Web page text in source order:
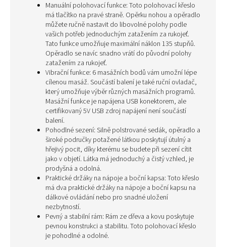
Manuální polohovací funkce: Toto polohovací křeslo
má tlačítko na pravé straně. Opěrku nohou a opěradlo
můžete ručně nastavit do libovolné polohy podle
vašich potřeb jednoduchým zatažením za rukojeť.
Tato funkce umožňuje maximální náklon 135 stupňů.
Opěradlo se navíc snadno vrátí do původní polohy
zatažením za rukojeť.
Vibrační funkce: 6 masážních bodů vám umožní lépe
cílenou masáž. Součástí balení je také ruční ovladač,
který umožňuje výběr různých masážních programů.
Masážní funkce je napájena USB konektorem, ale
certifikovaný 5V USB zdroj napájení není součástí
balení.
Pohodlné sezení: Silně polstrované sedák, opěradlo a
široké područky potažené látkou poskytují útulný a
hřejivý pocit, díky kterému se budete při sezení cítit
jako v objetí. Látka má jednoduchý a čistý vzhled, je
prodyšná a odolná.
Praktické držáky na nápoje a boční kapsa: Toto křeslo
má dva praktické držáky na nápoje a boční kapsu na
dálkové ovládání nebo pro snadné uložení
nezbytností.
Pevný a stabilní rám: Rám ze dřeva a kovu poskytuje
pevnou konstrukci a stabilitu. Toto polohovací křeslo
je pohodlné a odolné.